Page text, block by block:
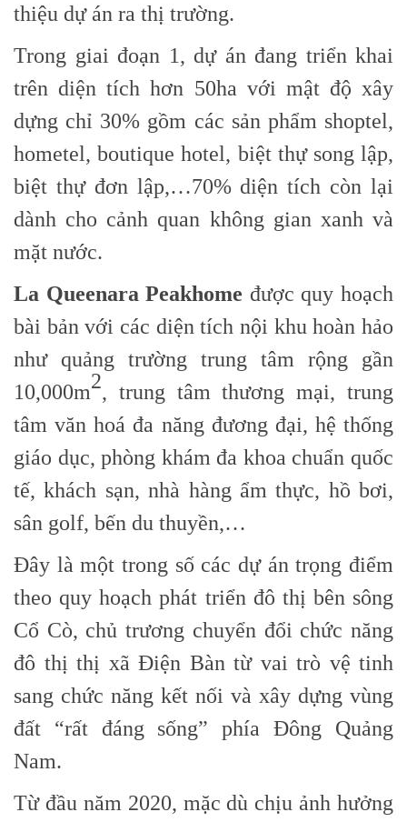
thiệu dự án ra thị trường.
Trong giai đoạn 1, dự án đang triển khai
trên diện tích hơn 50ha với mật độ xây
dựng chỉ 30% gồm các sản phẩm shoptel,
hometel, boutique hotel, biệt thự song lập,
biệt thự đơn lập,…70% diện tích còn lại
dành cho cảnh quan không gian xanh và
mặt nước.
La Queenara Peakhome được quy hoạch
bài bản với các diện tích nội khu hoàn hảo
như quảng trường trung tâm rộng gần
10,000m2, trung tâm thương mại, trung
tâm văn hoá đa năng đương đại, hệ thống
giáo dục, phòng khám đa khoa chuẩn quốc
tế, khách sạn, nhà hàng ẩm thực, hồ bơi,
sân golf, bến du thuyền,…
Đây là một trong số các dự án trọng điểm
theo quy hoạch phát triển đô thị bên sông
Cổ Cò, chủ trương chuyển đổi chức năng
đô thị thị xã Điện Bàn từ vai trò vệ tinh
sang chức năng kết nối và xây dựng vùng
đất “rất đáng sống” phía Đông Quảng
Nam.
Từ đầu năm 2020, mặc dù chịu ảnh hưởng